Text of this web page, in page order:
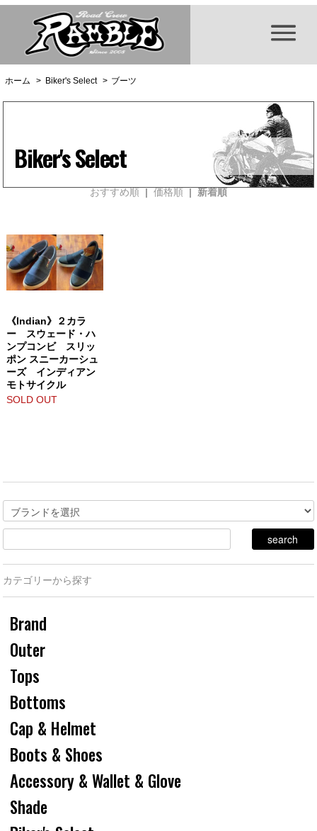
ホーム > Biker's Select > ブーツ
Biker's Select
おすすめ順 | 価格順 | 新着順
《Indian》２カラ
ー スウェード・ハ
ンプコンビ スリッ
ポン スニーカーシュ
ーズ インディアン
モトサイクル
SOLD OUT
カテゴリーから探す
Brand
Outer
Tops
Bottoms
Cap & Helmet
Boots & Shoes
Accessory & Wallet & Glove
Shade